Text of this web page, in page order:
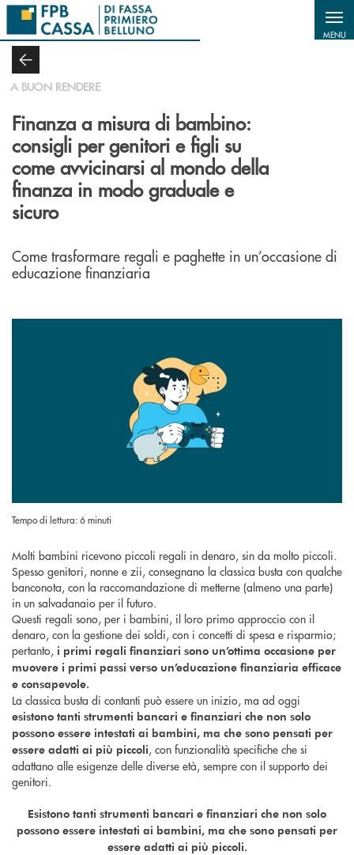
Salta al contenuto principale
MENU
A BUON RENDERE
Finanza a misura di bambino:
consigli per genitori e figli su
come avvicinarsi al mondo della
finanza in modo graduale e
sicuro
Come trasformare regali e paghette in un’occasione di
educazione finanziaria
Tempo di lettura: 6 minuti
Molti bambini ricevono piccoli regali in denaro, sin da molto piccoli.
Spesso genitori, nonne e zii, consegnano la classica busta con qualche
banconota, con la raccomandazione di metterne (almeno una parte)
in un salvadanaio per il futuro.
Questi regali sono, per i bambini, il loro primo approccio con il
denaro, con la gestione dei soldi, con i concetti di spesa e risparmio;
pertanto, i primi regali finanziari sono un’ottima occasione per
muovere i primi passi verso un’educazione finanziaria efficace
e consapevole.
La classica busta di contanti può essere un inizio, ma ad oggi
esistono tanti strumenti bancari e finanziari che non solo
possono essere intestati ai bambini, ma che sono pensati per
essere adatti ai più piccoli, con funzionalità specifiche che si
adattano alle esigenze delle diverse età, sempre con il supporto dei
genitori.
Esistono tanti strumenti bancari e finanziari che non solo
possono essere intestati ai bambini, ma che sono pensati per
essere adatti ai più piccoli.